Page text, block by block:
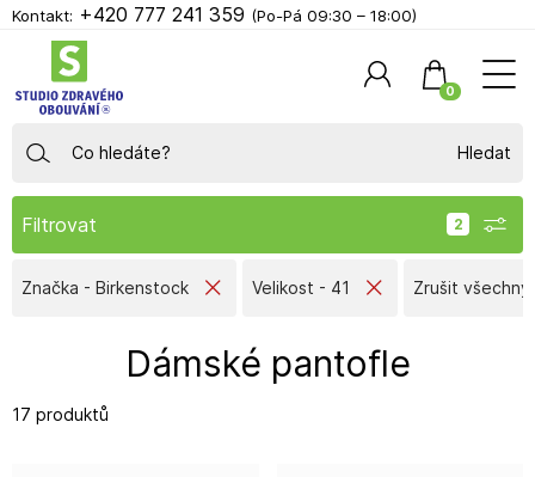
Filtrovat
Značka - Birkenstock Velikost - 41 Zrušit
Dámské pantofle
17 produktů
Kontakt: +420 777 241 359 (Po-Pá 09:30 – 18:00)
0
Hledat